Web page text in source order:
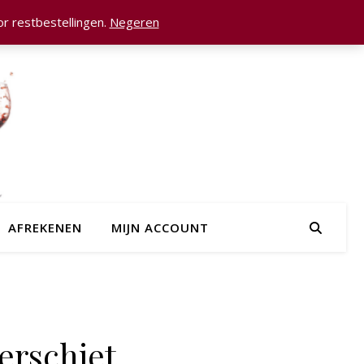
AFREKENEN MIJN ACCOUNT
restbestellingen. Negeren